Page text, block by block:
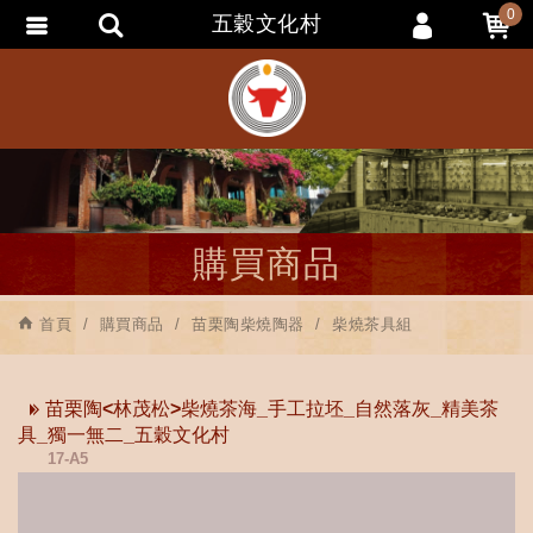
購買商品
首頁 購買商品 苗栗陶柴燒陶器 柴燒茶具組
苗栗陶<林茂松>柴燒茶海_手工拉坯_自然落灰_精美茶
具_獨一無二_五穀文化村
17-A5
五穀文化村 0
會員登入
會員註冊
忘記密碼
訂單查詢
追蹤清單
匯款通知